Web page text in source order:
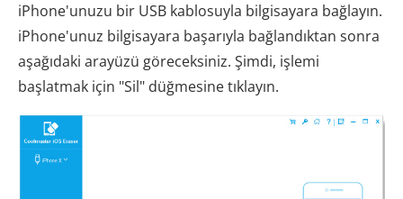
iPhone'unuzu bir USB kablosuyla bilgisayara bağlayın.
iPhone'unuz bilgisayara başarıyla bağlandıktan sonra
aşağıdaki arayüzü göreceksiniz. Şimdi, işlemi
başlatmak için "Sil" düğmesine tıklayın.